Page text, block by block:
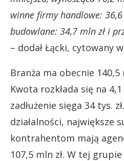
winne firmy handlowe:
budowlane: 34,7 mln zł i
– dodał Łącki, cytowany
Branża ma obecnie 140,5
Kwota rozkłada się na
zadłużenie sięga 34 tys.
działalności, największe
kontrahentom mają
107,5 mln zł. W tej